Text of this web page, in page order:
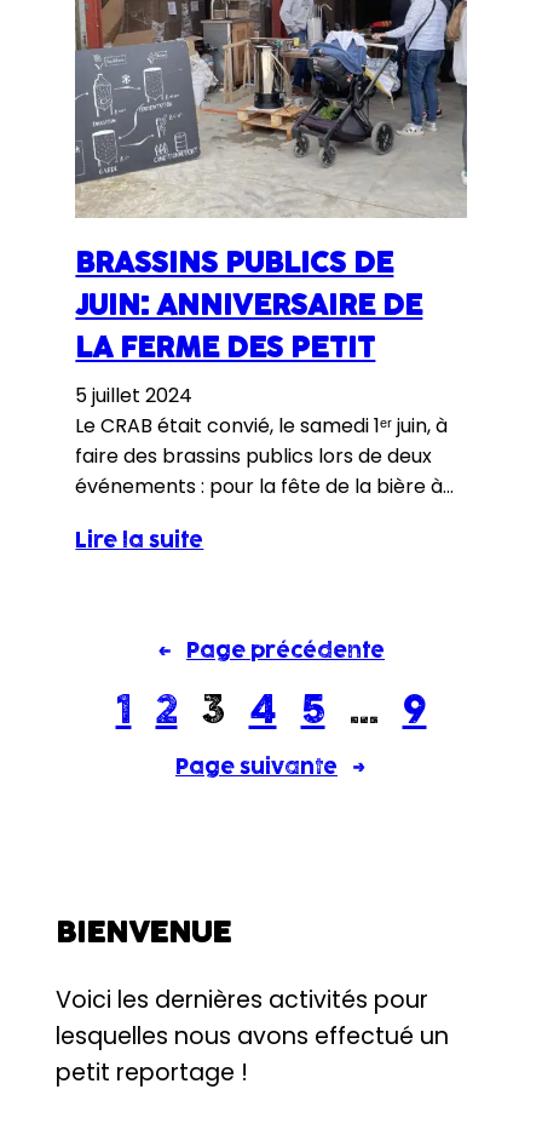
BRASSINS PUBLICS DE
JUIN: ANNIVERSAIRE DE
LA FERME DES PETIT
5 juillet 2024
Le CRAB était convié, le samedi 1ᵉʳ juin, à
faire des brassins publics lors de deux
événements : pour la fête de la bière à
le P’tit Gallo. Voici le compte rendu de
13h pour nous…
Lire la suite
← Page précédente
1 2 3 4 5 … 9
Page suivante →
BIENVENUE
Voici les dernières activités pour
lesquelles nous avons effectué un
petit reportage !